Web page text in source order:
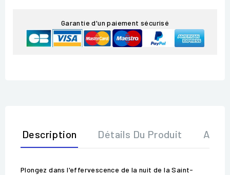
Garantie d'un paiement sécurisé
Description Détails Du Produit Avis
Plongez dans l'effervescence de la nuit de la Saint-